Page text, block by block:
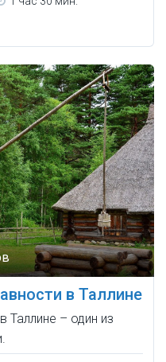
в Таллине
Таллине – один из